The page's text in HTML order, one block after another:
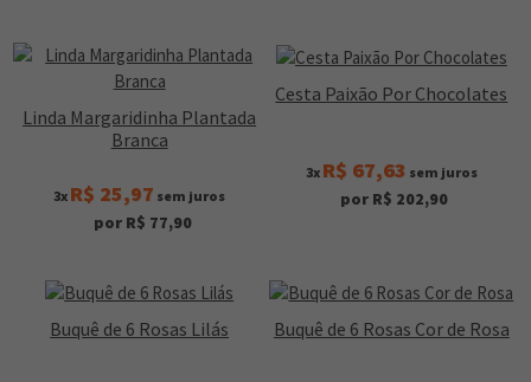
Linda Margaridinha Plantada
Branca
3x R$ 25,97 sem juros
por R$ 77,90
Cesta Paixão Por Chocolates
3x R$ 67,63 sem juros
por R$ 202,90
Buquê de 6 Rosas Lilás Buquê de 6 Rosas Cor de Rosa